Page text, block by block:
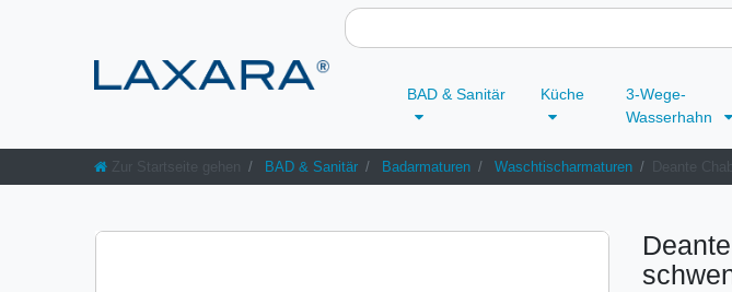
BAD & Sanitär Küche
3-Wege-
Wasserhahn
BAD & Sanitär Badarmaturen Waschtischarmaturen